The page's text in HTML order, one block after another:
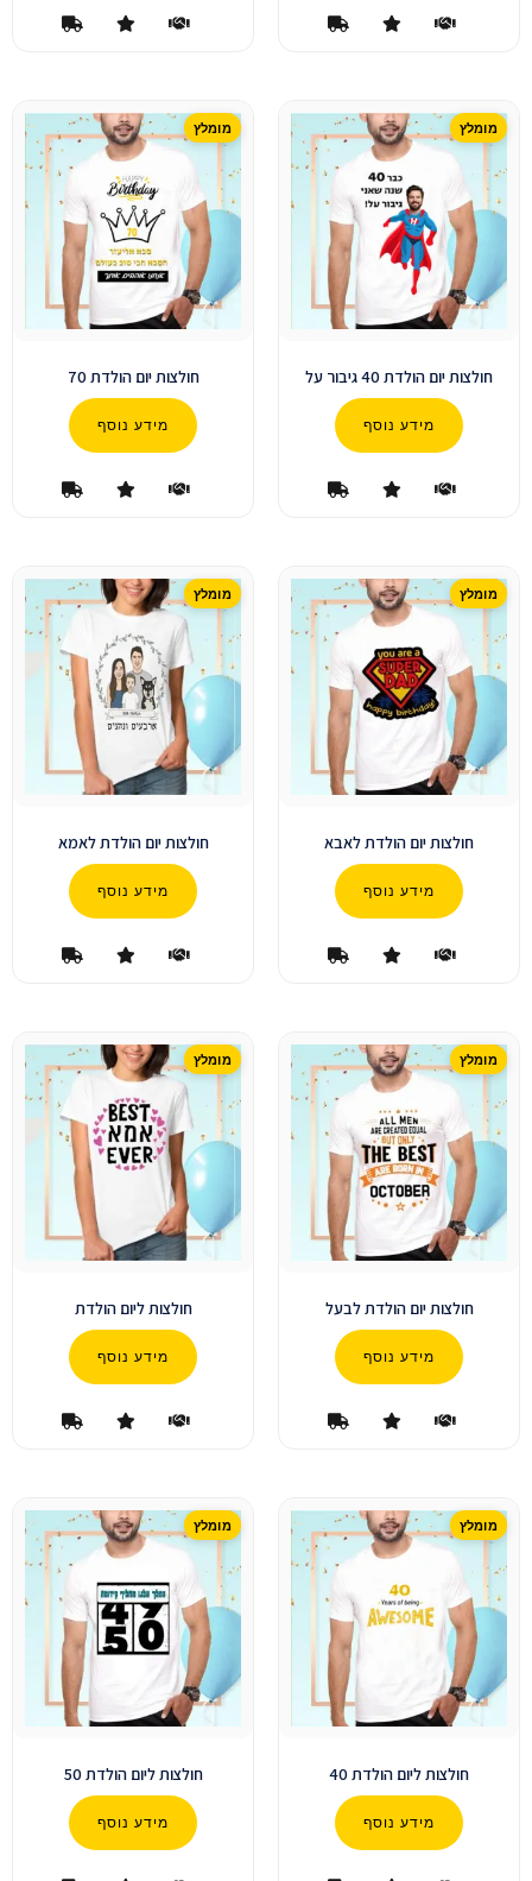
חולצות יום הולדת 40 גיבור על
מידע נוסף
חולצות יום הולדת 70
מידע נוסף
חולצות יום הולדת לאבא
מידע נוסף
חולצות יום הולדת לאמא
מידע נוסף
חולצות יום הולדת לבעל
מידע נוסף
חולצות ליום הולדת
מידע נוסף
חולצות ליום הולדת 40
מידע נוסף
חולצות ליום הולדת 50
מידע נוסף